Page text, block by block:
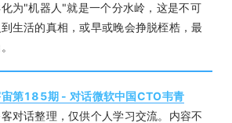
为"机器人"就是一个分水岭，这是不可
生活的真相，或早或晚会挣脱桎梏，最
第185期 - 对话微软中国CTO韦青
客对话整理，仅供个人学习交流。内容不